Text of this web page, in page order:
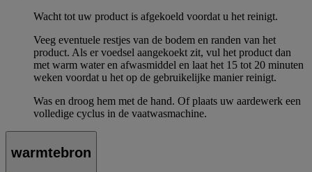
Wacht tot uw product is afgekoeld voordat u het reinigt.
Veeg eventuele restjes van de bodem en randen van het
product. Als er voedsel aangekoekt zit, vul het product dan
met warm water en afwasmiddel en laat het 15 tot 20 minuten
weken voordat u het op de gebruikelijke manier reinigt.
Was en droog hem met de hand. Of plaats uw aardewerk een
volledige cyclus in de vaatwasmachine.
warmtebron